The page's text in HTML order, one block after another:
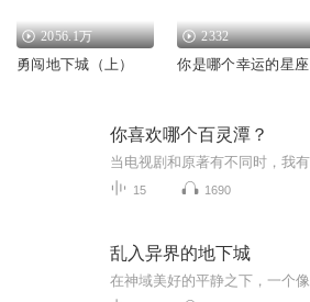
2056.1万
勇闯地下城（上）
2332
你是哪个幸运的星座
你喜欢哪个百灵潭？
15 1690
乱入异界的地下城